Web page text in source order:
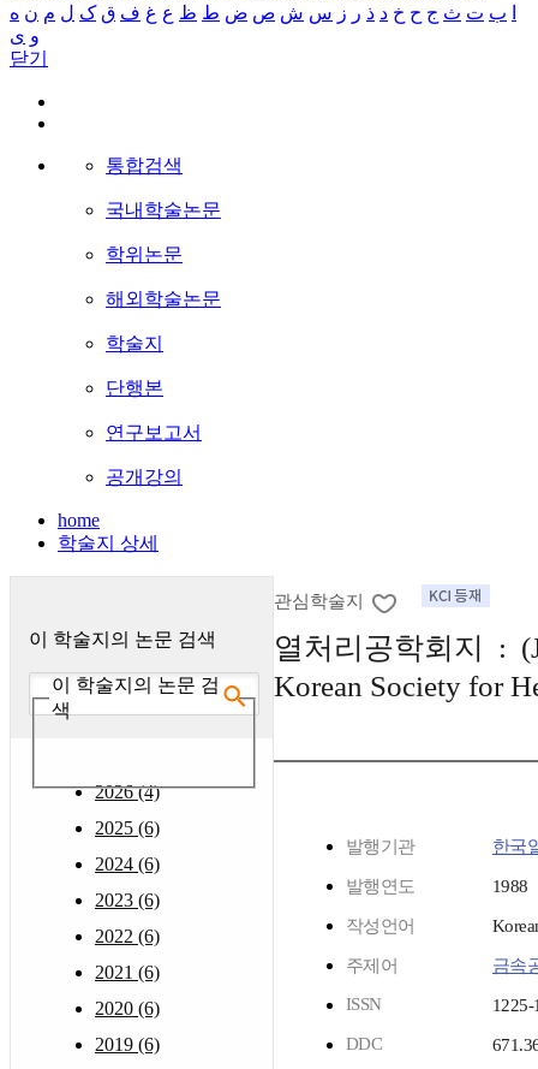
ب ت ث ج ح خ د ذ ر ز س ش ص ض ط ظ ع غ ف ق ک ل م ن ه
و ی
닫기
통합검색
국내학술논문
학위논문
해외학술논문
학술지
단행본
연구보고서
공개강의
home
학술지 상세
이 학술지의 논문 검색
이 학술지의 논문 검
색
2026 (4)
2025 (6)
2024 (6)
2023 (6)
2022 (6)
2021 (6)
2020 (6)
2019 (6)
관심학술지
열처리공학회지 :
Korean Society for
발행기관 한국
발행연도 1988
작성언어
주제어
금속
ISSN
1225-
DDC